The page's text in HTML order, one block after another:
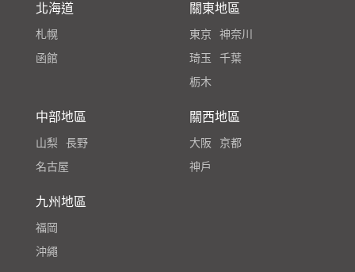
北海道
札幌
函館
關東地區
東京
神奈川
琦玉
千葉
栃木
中部地區
山梨
長野
名古屋
關西地區
大阪
京都
神戶
九州地區
福岡
沖繩